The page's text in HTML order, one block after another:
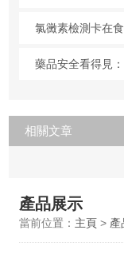
氯黴素檢測卡在
藥品安全看得見
相關文章
產品展示
當前位置： 主頁> 產